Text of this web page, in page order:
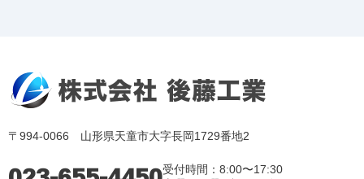
〒994-0066 山形県天童市大字長岡1729番地2
受付時間：8:00〜17:30